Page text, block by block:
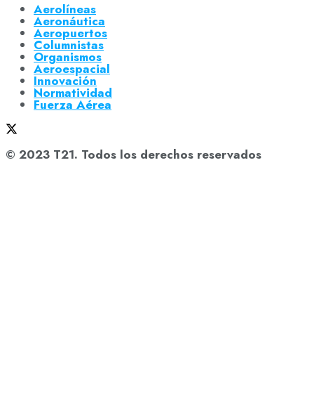
Aerolíneas
Aeronáutica
Aeropuertos
Columnistas
Organismos
Aeroespacial
Innovación
Normatividad
Fuerza Aérea
© 2023 T21. Todos los derechos reservados